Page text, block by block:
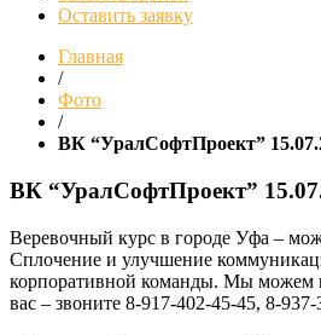
Оставить заявку
Главная
/
Фото
/
ВК “УралСофтПроект”
ВК “УралСофтПроект”
Веревочный курс в городе Уфа –
Сплочение и улучшение
корпоративной команды. Мы можем
вас – звоните 8-917-402-45-45, 8-